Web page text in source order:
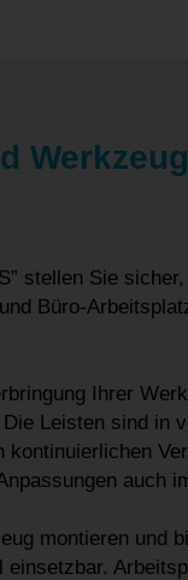
stellen Sie
Büro-
Ihrer
Leisten sind in
auch
montieren und